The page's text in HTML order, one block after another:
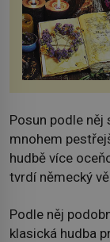
Posun podle něj
mnohem
hudbě více
tvrdí německý
Podle něj
klasická hudba